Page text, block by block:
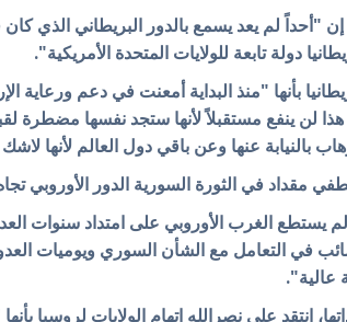
"أحداً لم يعد يسمع بالدور البريطاني الذي
دولة تابعة للولايات المتحدة الأمريكية".
بأنها "منذ البداية أمعنت في دعم
هذا لن ينفع مستقبلاً لأنها ستجد نفسها
بالنيابة عنها وعن باقي دول العالم لأنها
مقداد في الثورة السورية الدور الأوروبي
يستطع الغرب الأوروبي على امتداد سنوات
في التعامل مع الشأن السوري ويوميات
عالية".
انتقد علي نصرالله اتهام الولايات لروسيا